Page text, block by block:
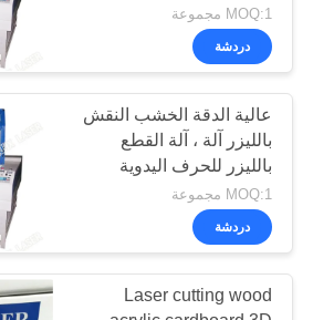
آلة قطع ملابس
رياضية
14
MOQ:1 مجموعة
دردشة
عالية الدقة الخشب النقش
بالليزر آلة ، آلة القطع
بالليزر للحرف اليدوية
MOQ:1 مجموعة
دردشة
Laser cutting wood